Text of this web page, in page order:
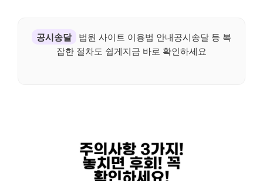
공시송달
법원 사이트 이용법 안내공시송달 등 복
잡한 절차도 쉽게지금 바로 확인하세요